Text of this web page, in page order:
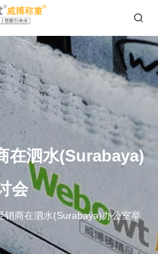
在泗水(Surabaya)
会
销商在泗水(Surabaya)办公室举